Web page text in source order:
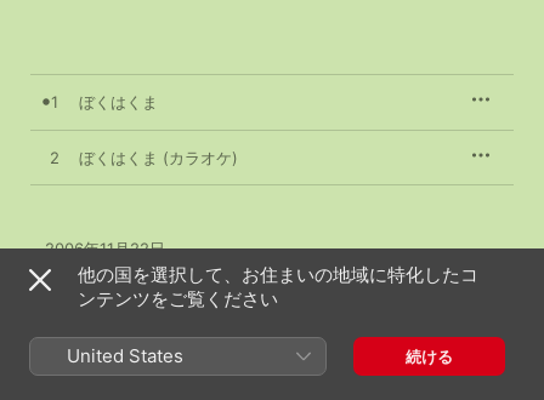
1 ぼくはくま
2 ぼくはくま (カラオケ)
2006年11月22日
2曲、4分
A Virgin Music release; ℗ 2006 UNIVERSAL MUSIC LLC
他の国を選択して、お住まいの地域に特化したコ
ンテンツをご覧ください
United States 続ける